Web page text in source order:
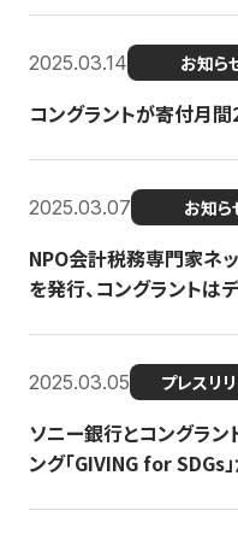
2025.03.14 お知ら
コングラントが寄付月
2025.03.07 お知ら
NPO会計税務専門家ネ
を発行、コングラントは
2025.03.05 プレスリ
ソニー銀行とコングラン
ング「GIVING for SDGs